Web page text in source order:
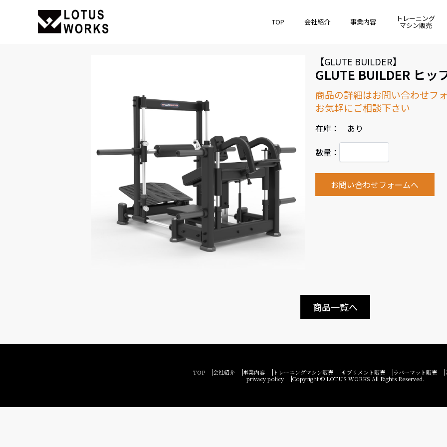
TOP 会社紹介 事業内容 トレーニング
マシン販売
【GLUTE BUILDER】
GLUTE BUILDER ヒッ
商品の詳細はお問い合わせフ
お気軽にご相談下さい
在庫： あり
数量：
お問い合わせフォームへ
商品一覧へ
TOP 会社紹介 事業内容 トレーニングマシン販売 サプリメント販売 ラバーマット販売
privacy policy
Copyright © LOTUS WORKS All Rights Reserved.